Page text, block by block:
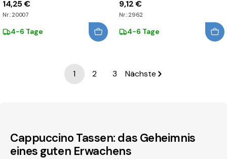
14,25 €
Nr.: 20007
4-6 Tage
9,12 €
Nr.: 2962
4-6 Tage
1 2 3 Nächste
Cappuccino Tassen: das Geheimnis
eines guten Erwachens